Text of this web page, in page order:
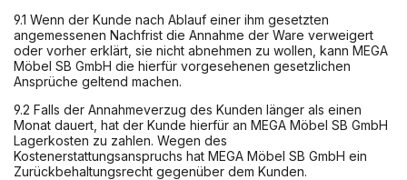
9.1 Wenn der Kunde nach Ablauf einer ihm gesetzten
angemessenen Nachfrist die Annahme der Ware verweigert
oder vorher erklärt, sie nicht abnehmen zu wollen, kann MEGA
Möbel SB GmbH die hierfür vorgesehenen gesetzlichen
Ansprüche geltend machen.
9.2 Falls der Annahmeverzug des Kunden länger als einen
Monat dauert, hat der Kunde hierfür an MEGA Möbel SB GmbH
Lagerkosten zu zahlen. Wegen des
Kostenerstattungsanspruchs hat MEGA Möbel SB GmbH ein
Zurückbehaltungsrecht gegenüber dem Kunden.